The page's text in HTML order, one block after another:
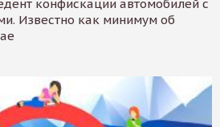
конфискации автомобилей с
Известно как минимум об